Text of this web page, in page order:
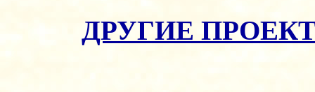
ДРУГИЕ